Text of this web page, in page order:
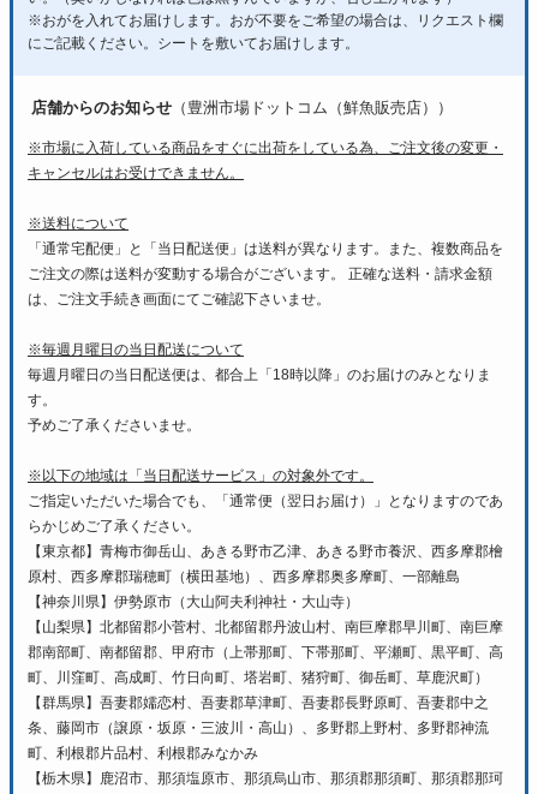
※おがを入れてお届けします。おが不要をご希望の場合は、リクエスト欄
にご記載ください。シートを敷いてお届けします。
店舗からのお知らせ （豊洲市場ドットコム（鮮魚販売店））
※市場に入荷している商品をすぐに出荷をしている為、ご注文後の変更・
キャンセルはお受けできません。
※送料について
「通常宅配便」と「当日配送便」は送料が異なります。また、複数商品を
ご注文の際は送料が変動する場合がございます。 正確な送料・請求金額
は、ご注文手続き画面にてご確認下さいませ。
※毎週月曜日の当日配送について
毎週月曜日の当日配送便は、都合上「18時以降」のお届けのみとなりま
す。
予めご了承くださいませ。
※以下の地域は「当日配送サービス」の対象外です。
ご指定いただいた場合でも、「通常便（翌日お届け）」となりますのであ
らかじめご了承ください。
【東京都】青梅市御岳山、あきる野市乙津、あきる野市養沢、西多摩郡檜
原村、西多摩郡瑞穂町（横田基地）、西多摩郡奥多摩町、一部離島
【神奈川県】伊勢原市（大山阿夫利神社・大山寺）
【山梨県】北都留郡小菅村、北都留郡丹波山村、南巨摩郡早川町、南巨摩
郡南部町、南都留郡、甲府市（上帯那町、下帯那町、平瀬町、黒平町、高
町、川窪町、高成町、竹日向町、塔岩町、猪狩町、御岳町、草鹿沢町）
【群馬県】吾妻郡嬬恋村、吾妻郡草津町、吾妻郡長野原町、吾妻郡中之
条、藤岡市（譲原・坂原・三波川・高山）、多野郡上野村、多野郡神流
町、利根郡片品村、利根郡みなかみ
【栃木県】鹿沼市、那須塩原市、那須烏山市、那須郡那須町、那須郡那珂